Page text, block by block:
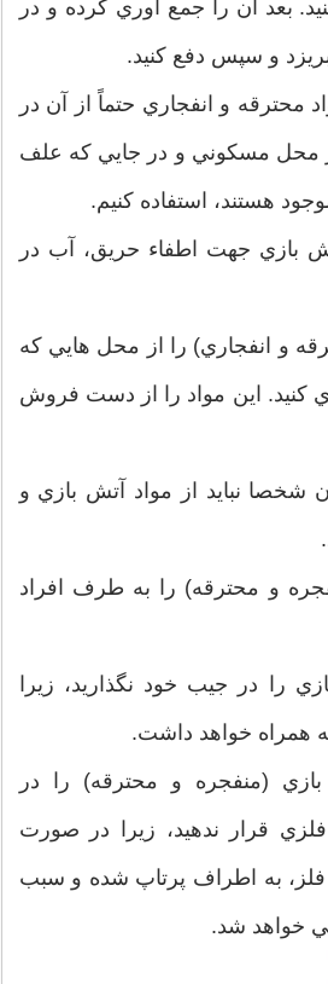
صبر کنيد. بعد آن را جمع آوري کرده و در
و سپس دفع کنيد.
و انفجاري حتماً از آن در
محل مسکوني و در جايي که علف
هستند، استفاده کنيم.
بازي جهت اطفاء حريق، آب در
و انفجاري) را از محل هايي که
کنيد. اين مواد را از دست فروش
شخصا نبايد از مواد آتش بازي و
و محترقه) را به طرف افراد
را در جيب خود نگذاريد، زيرا
همراه خواهد داشت.
(منفجره و محترقه) را در
قرار ندهيد، زيرا در صورت
فلز، به اطراف پرتاپ شده و سبب
خواهد شد.